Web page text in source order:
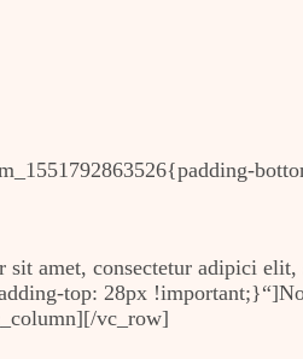
amet, consectetur adipici
top: 28px
vc_row]